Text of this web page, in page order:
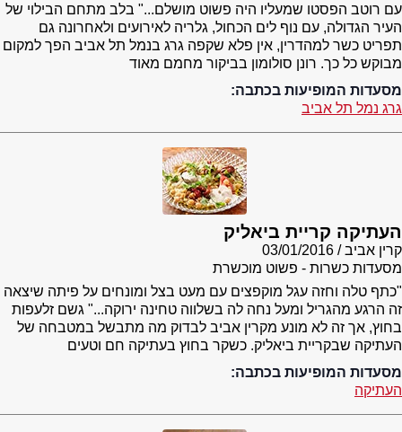
עם רוטב הפסטו שמעליו היה פשוט מושלם..." בלב מתחם הבילוי של
העיר הגדולה, עם נוף לים הכחול, גלריה לאירועים ולאחרונה גם
תפריט כשר למהדרין, אין פלא שקפה גרג בנמל תל אביב הפך למקום
מבוקש כל כך. רונן סולומון בביקור מחמם מאוד
מסעדות המופיעות בכתבה:
גרג נמל תל אביב
העתיקה קריית ביאליק
קרין אביב
03/01/2016
מסעדות כשרות - פשוט מוכשרת
"כתף טלה וחזה עגל מוקפצים עם מעט בצל ומונחים על פיתה שיצאה
זה הרגע מהגריל ומעל נחה לה בשלווה טחינה ירוקה..." גשם זלעפות
בחוץ, אך זה לא מונע מקרין אביב לבדוק מה מתבשל במטבחה של
העתיקה שבקריית ביאליק. כשקר בחוץ בעתיקה חם וטעים
מסעדות המופיעות בכתבה:
העתיקה